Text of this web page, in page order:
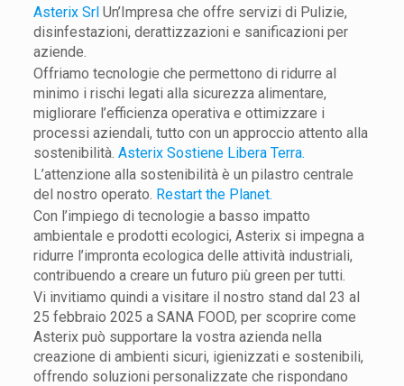
Asterix SrlUn’Impresa che offre servizi di Pulizie,
disinfestazioni, derattizzazioni e sanificazioni per
aziende.
Offriamo tecnologie che permettono di ridurre al
minimo i rischi legati alla sicurezza alimentare,
migliorare l’efficienza operativa e ottimizzare i
processi aziendali, tutto con un approccio attento alla
sostenibilità. Asterix Sostiene Libera Terra.
L’attenzione alla sostenibilità è un pilastro centrale
del nostro operato. Restart the Planet.
Con l’impiego di tecnologie a basso impatto
ambientale e prodotti ecologici, Asterix si impegna a
ridurre l’impronta ecologica delle attività industriali,
contribuendo a creare un futuro più green per tutti.
Vi invitiamo quindi a visitare il nostro stand dal 23 al
25 febbraio 2025 a SANA FOOD, per scoprire come
Asterix può supportare la vostra azienda nella
creazione di ambienti sicuri, igienizzati e sostenibili,
offrendo soluzioni personalizzate che rispondano